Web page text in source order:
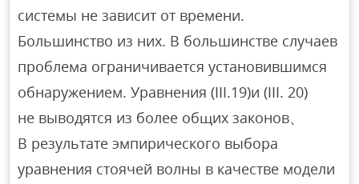
системы не зависит от времени.
Большинство из них. В большинстве случаев
проблема ограничивается установившимся
обнаружением. Уравнения (III.19)и (III. 20)
не выводятся из более общих законов、
В результате эмпирического выбора
уравнения стоячей волны в качестве модели